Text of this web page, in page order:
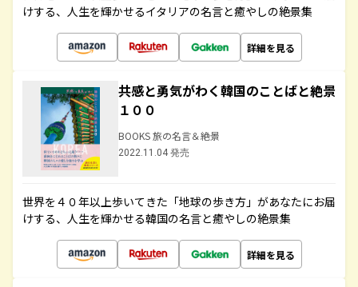
けする、人生を輝かせるイタリアの名言と癒やしの絶景集
詳細を見る
共感と勇気がわく韓国のことばと絶景
１００
BOOKS 旅の名言＆絶景
2022.11.04 発売
世界を４０年以上歩いてきた「地球の歩き方」があなたにお届
けする、人生を輝かせる韓国の名言と癒やしの絶景集
詳細を見る